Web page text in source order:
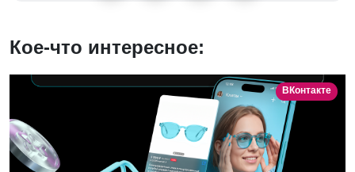
Кое-что интересное:
ВКонтакте